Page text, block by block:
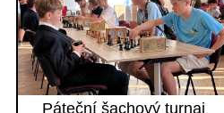
Páteční šachový turnaj